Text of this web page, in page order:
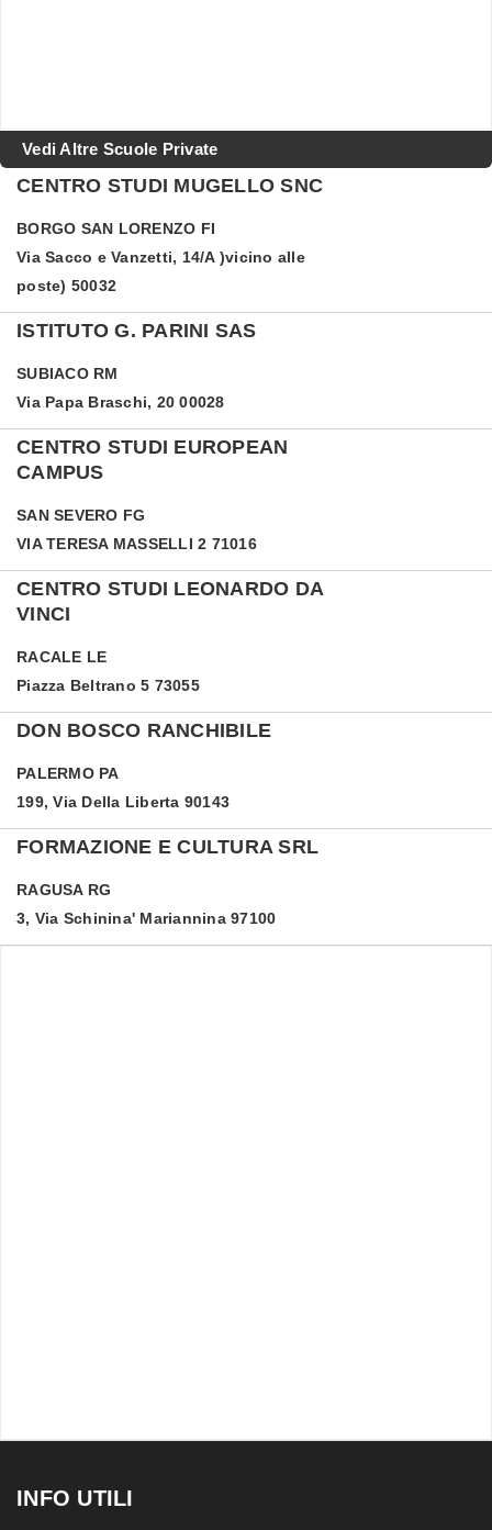
Vedi Altre Scuole Private
CENTRO STUDI MUGELLO SNC
BORGO SAN LORENZO FI
Via Sacco e Vanzetti, 14/A )vicino alle
poste) 50032
ISTITUTO G. PARINI SAS
SUBIACO RM
Via Papa Braschi, 20 00028
CENTRO STUDI EUROPEAN
CAMPUS
SAN SEVERO FG
VIA TERESA MASSELLI 2 71016
CENTRO STUDI LEONARDO DA
VINCI
RACALE LE
Piazza Beltrano 5 73055
DON BOSCO RANCHIBILE
PALERMO PA
199, Via Della Liberta 90143
FORMAZIONE E CULTURA SRL
RAGUSA RG
3, Via Schinina' Mariannina 97100
INFO UTILI